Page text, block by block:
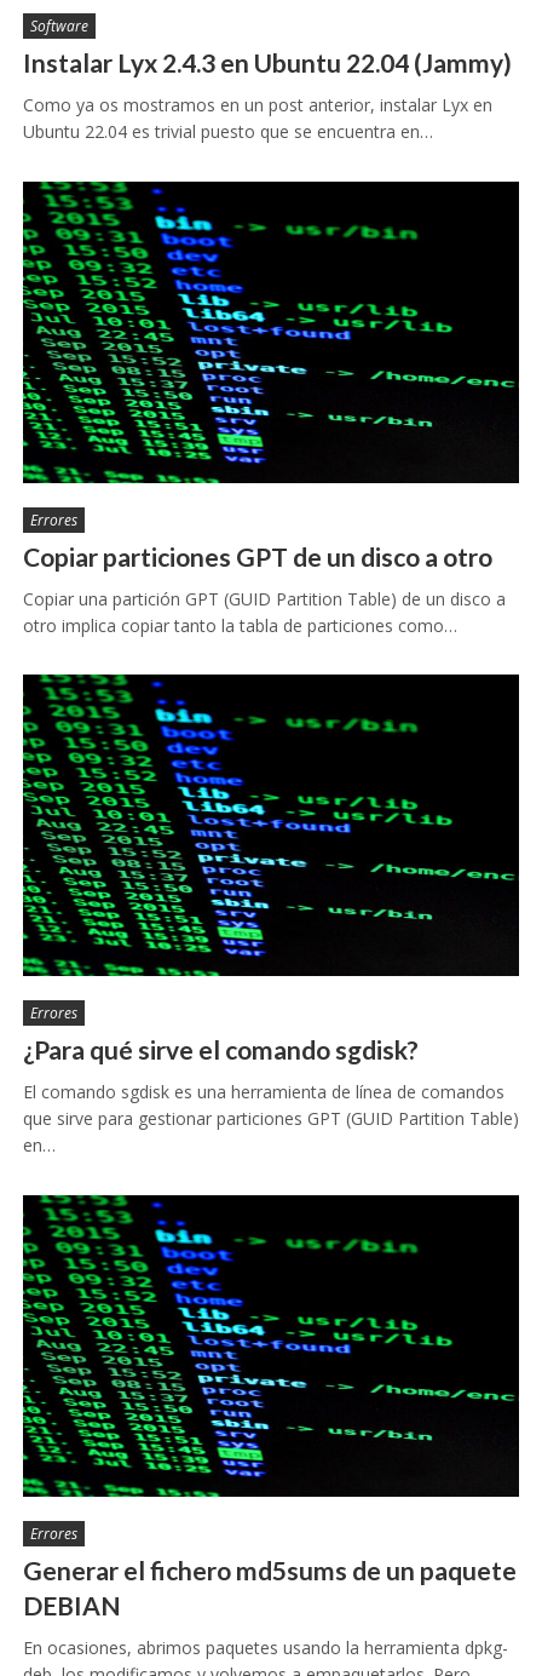
Software
Instalar Lyx 2.4.3 en Ubuntu 22.04 (Jammy)
Como ya os mostramos en un post anterior, instalar Lyx en
Ubuntu 22.04 es trivial puesto que se encuentra en…
Errores
Copiar particiones GPT de un disco a otro
Copiar una partición GPT (GUID Partition Table) de un disco a
otro implica copiar tanto la tabla de particiones como…
Errores
¿Para qué sirve el comando sgdisk?
El comando sgdisk es una herramienta de línea de comandos
que sirve para gestionar particiones GPT (GUID Partition Table)
en…
Errores
Generar el fichero md5sums de un paquete
DEBIAN
En ocasiones, abrimos paquetes usando la herramienta dpkg-